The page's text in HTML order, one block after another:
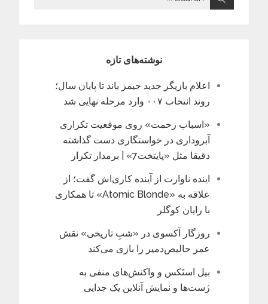
for:
نوشته‌های تازه
اعلام بازیگر جدید جیمز باند تا پایان سال؛
روند انتخاب ۰۰۷ وارد مرحله نهایی شد
«اسباب زحمت» روی موقعیت تکراری
آبروداری در خواستگاری دست گذاشته
دقیقا مثل «پایتخت7» | برمدار تکرار
اینده ناوارت از آینده کاری‌اش گفت؛ از
علاقه به «Atomic Blonde» تا همکاری
با رایان کوگلر
روزگار آکسوی در «شبِ تاریخی» نقش
عمر حالیص‌دمیر را بازی می‌کند
بیل استَکس و واکنش‌های منفی به
ژست‌ها و نمایش آنلاین یک جدایی